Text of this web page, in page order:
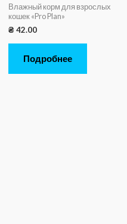
Влажный корм для взрослых
кошек «Pro Plan»
₴ 42.00
Подробнее